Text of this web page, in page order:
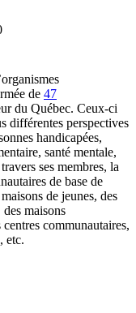
de 47
du Québec. Ceux-ci
différentes perspectives
handicapées,
santé mentale,
ses membres, la
de base de
de jeunes, des
maisons
centres communautaires,
etc.